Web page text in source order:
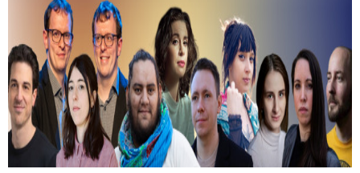
Kiválasztották a 2026-os Mastercard -
Alkotótárs ösztöndíj 10 döntősét!
Közülük kerül ki a két győztes.